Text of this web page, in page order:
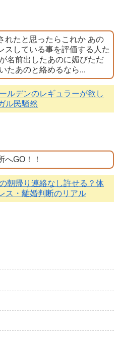
れたと思ったらこれか あの
スしている事を評価する人た
名前出したあのに媚びただ
たあのと絡めるなら...
ルデンのレギュラーが欲し
ル民騒然
へGO！！
朝帰り連絡なし許せる？体
ス・離婚判断のリアル